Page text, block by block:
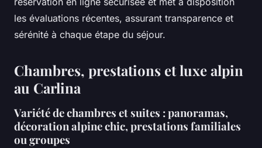
les évaluations récentes, assurant transparence et
sérénité à chaque étape du séjour.
Chambres, prestations et luxe alpin
au Carlina
Variété de chambres et suites : panoramas,
décoration alpine chic, prestations familiales
ou groupes